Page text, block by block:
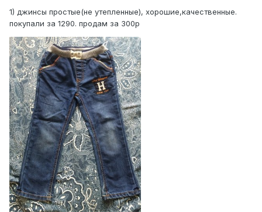
1) джинсы простые(не утепленные), хорошие,качественные.
покупали за 1290. продам за 300р